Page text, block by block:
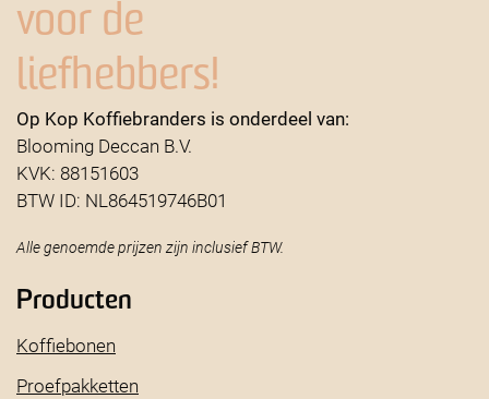
voor de
liefhebbers!
Op Kop Koffiebranders is onderdeel van:
Blooming Deccan B.V.
KVK: 88151603
BTW ID: NL864519746B01
Alle genoemde prijzen zijn inclusief BTW.
Producten
Koffiebonen
Proefpakketten